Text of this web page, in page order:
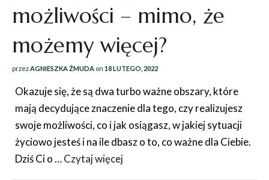
możliwości – mimo, że
możemy więcej?
przezAGNIESZKA ŻMUDA on 18 LUTEGO, 2022
Okazuje się, że są dwa turbo ważne obszary, które
mają decydujące znaczenie dla tego, czy realizujesz
swoje możliwości, co i jak osiągasz, w jakiej sytuacji
życiowo jesteś i na ile dbasz o to, co ważne dla Ciebie.
Dziś Ci o …Czytaj więcej